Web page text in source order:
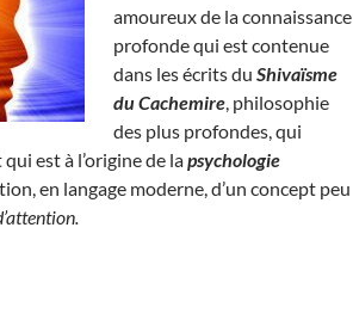
amoureux de la connaissance
profonde qui est contenue
dans les écrits du Shivaïsme
du Cachemire, philosophie
des plus profondes, qui
qui est à l’origine de lapsychologie
en langage moderne, d’un concept peu